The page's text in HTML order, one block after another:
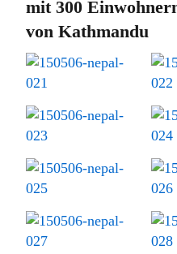
mit 300
von Kathmandu